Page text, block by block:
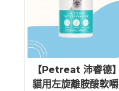
【Petreat 沛睿德】
貓用左旋離胺酸軟嚼